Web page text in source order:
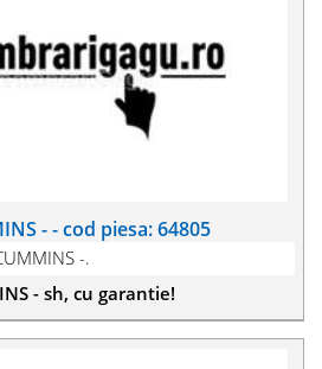
- - cod piesa: 64805
-.
- sh, cu garantie!